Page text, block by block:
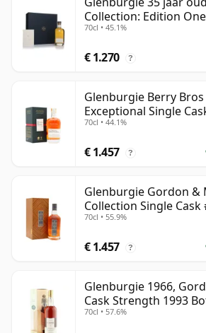
Collection: Edition One
70cl • 45.1%
€ 1.270 ?
Glenburgie Berry
Exceptional Single
jaar oud
70cl • 44.1%
€ 1.457 ?
Glenburgie Gordon &
Collection Single Cask
oud
70cl • 55.9%
€ 1.457 ?
Glenburgie 1966,
Cask Strength 1993
70cl • 57.6%